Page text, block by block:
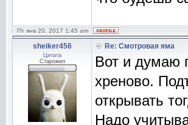
Пт янв 20, 2017 1:45 am
sheiker456
Цитата
Старожил
Re: Смотровая яма
Вот и думаю
хреново.
открывать
Надо